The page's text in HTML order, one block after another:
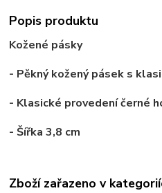
Popis produktu
Kožené pásky
- Pěkný kožený pásek s
- Klasické provedení černé
- Šířka 3,8 cm
Zboží zařazeno v